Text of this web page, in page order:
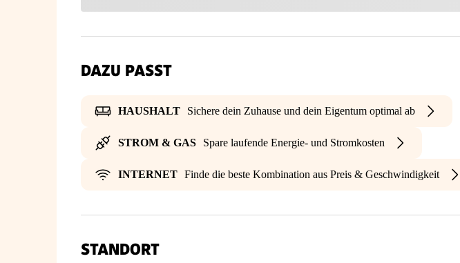
DAZU PASST
HAUSHALT Sichere dein Zuhause und dein Eigentum optimal ab
STROM & GAS Spare laufende Energie- und Stromkosten
INTERNET Finde die beste Kombination aus Preis & Geschwindigkeit
STANDORT